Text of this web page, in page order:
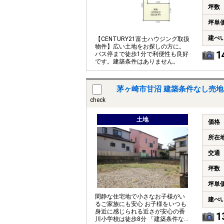
【CENTURY21富士ハウジング取扱
物件】広い土地をお探しの方に。
バス停まで徒歩1分で利便性も良好
です。建築条件はありません。
坪数
坪単
建ぺ
check
茅ヶ崎市甘沼 建築条件なし売
土地
閑静な住宅地で小さなお子様がい
るご家族にも安心 お子様をいつも
身近に感じられる近さが安心の香
川小学校は徒歩8分 「建築条件な
価格
所在
交通
坪数
坪単
建ぺ